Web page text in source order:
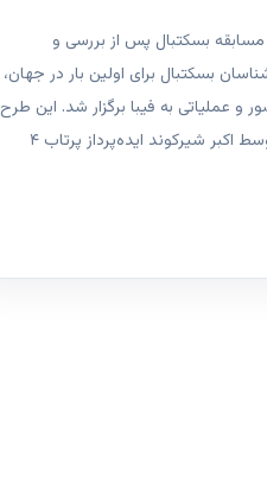
در مسابقه بسکتبال پس از بررسی و
بسکتبال برای اولین بار در جهان،
و عملیاتی به فیبا برگزار شد. این طرح
از حدود دو سال پیش توسط اکبر شیرکوند ایده‌پرداز پرتاب ۴